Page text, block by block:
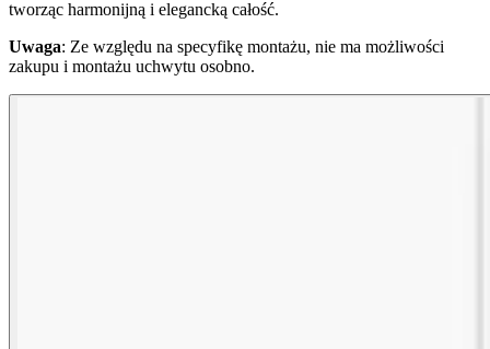
tworząc harmonijną i elegancką całość.
Uwaga: Ze względu na specyfikę montażu, nie ma możliwości
zakupu i montażu uchwytu osobno.